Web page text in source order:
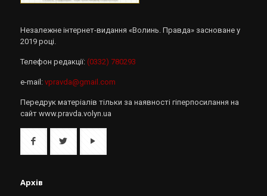
Незалежне інтернет-видання «Волинь. Правда» засноване у
2019 році.
Телефон редакції: (0332) 780293
e-mail: vpravda@gmail.com
Передрук матеріалів тільки за наявності гіперпосилання на
сайт www.pravda.volyn.ua
Архів